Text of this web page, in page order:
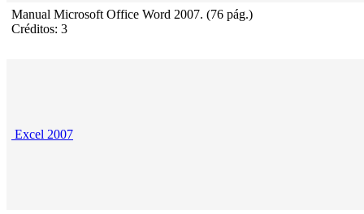
Manual Microsoft Office Word 2007. (76 pág.)
Créditos: 3
Excel 2007